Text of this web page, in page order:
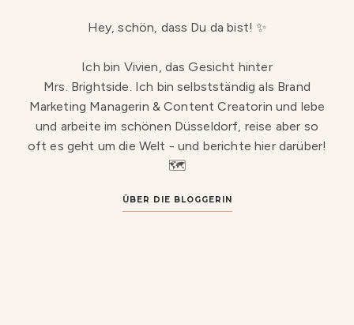
Hey, schön, dass Du da bist! ✨
Ich bin Vivien, das Gesicht hinter
Mrs. Brightside. Ich bin selbstständig als Brand
Marketing Managerin & Content Creatorin und lebe
und arbeite im schönen Düsseldorf, reise aber so
oft es geht um die Welt - und berichte hier darüber!
🗺️
ÜBER DIE BLOGGERIN